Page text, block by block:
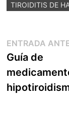
TIROIDITIS DE
de
entradas
ENTRADA
Guía de